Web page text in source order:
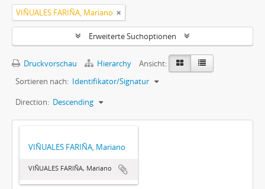
VIÑUALES FARIÑA, Mariano
Erweiterte Suchoptionen
Druckvorschau Hierarchy
Ansicht:
Sortieren nach: Identifikator/Signatur
Direction: Descending
VIÑUALES FARIÑA, Mariano
VIÑUALES FARIÑA, Mariano